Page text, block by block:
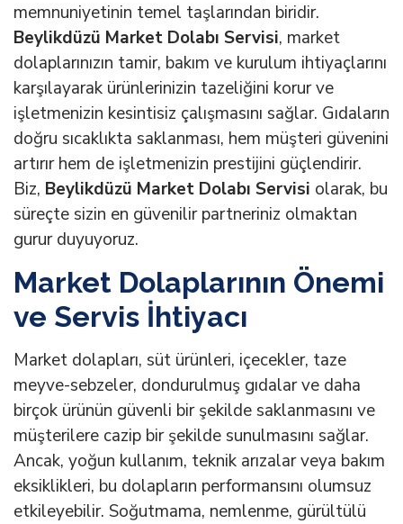
memnuniyetinin temel taşlarından biridir.
Beylikdüzü Market Dolabı Servisi, market
dolaplarınızın tamir, bakım ve kurulum ihtiyaçlarını
karşılayarak ürünlerinizin tazeliğini korur ve
işletmenizin kesintisiz çalışmasını sağlar. Gıdaların
doğru sıcaklıkta saklanması, hem müşteri güvenini
artırır hem de işletmenizin prestijini güçlendirir.
Biz, Beylikdüzü Market Dolabı Servisi olarak, bu
süreçte sizin en güvenilir partneriniz olmaktan
gurur duyuyoruz.
Market Dolaplarının Önemi
ve Servis İhtiyacı
Market dolapları, süt ürünleri, içecekler, taze
meyve-sebzeler, dondurulmuş gıdalar ve daha
birçok ürünün güvenli bir şekilde saklanmasını ve
müşterilere cazip bir şekilde sunulmasını sağlar.
Ancak, yoğun kullanım, teknik arızalar veya bakım
eksiklikleri, bu dolapların performansını olumsuz
etkileyebilir. Soğutmama, nemlenme, gürültülü